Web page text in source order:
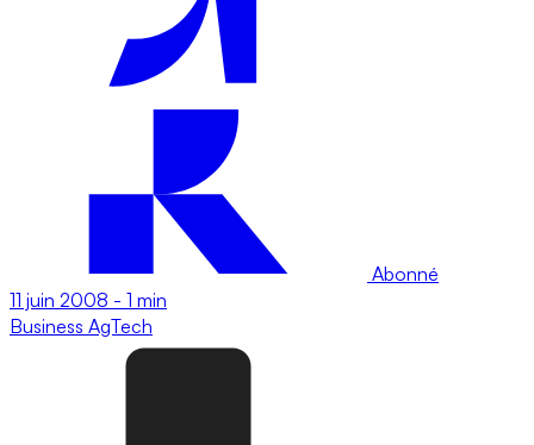
Abonné
11 juin 2008 - 1 min
Business AgTech